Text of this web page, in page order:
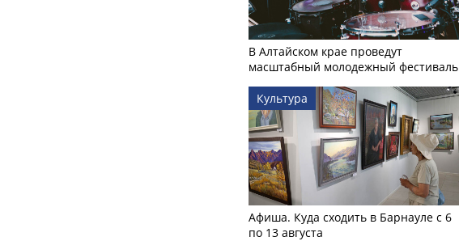
В Алтайском крае проведут
масштабный молодежный фестиваль
Культура
Афиша. Куда сходить в Барнауле с 6
по 13 августа